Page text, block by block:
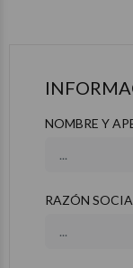
NOMBRE Y
RAZÓN